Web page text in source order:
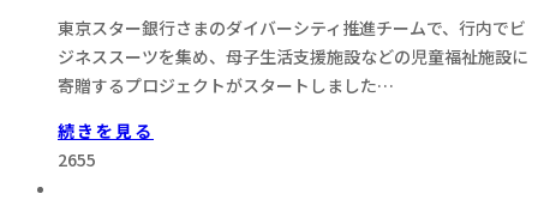
東京スター銀行さまのダイバーシティ推進チームで、行内でビ
ジネススーツを集め、母子生活支援施設などの児童福祉施設に
寄贈するプロジェクトがスタートしました…
続きを見る
2655